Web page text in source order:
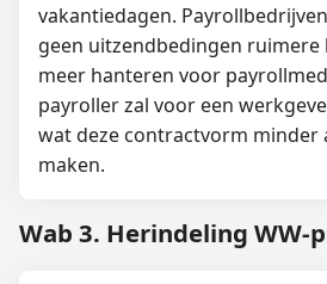
vakantiedagen.
geen uitzendbedingen ruimere
meer hanteren voor
payroller zal voor een
wat deze contractvorm minder
maken.
Wab 3. Herindeling WW-